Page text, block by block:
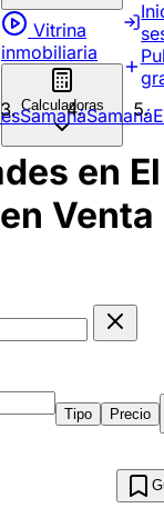
Vitrina
inmobiliaria
Calculadoras
SamanáSamaná
en
Venta
Tipo Precio